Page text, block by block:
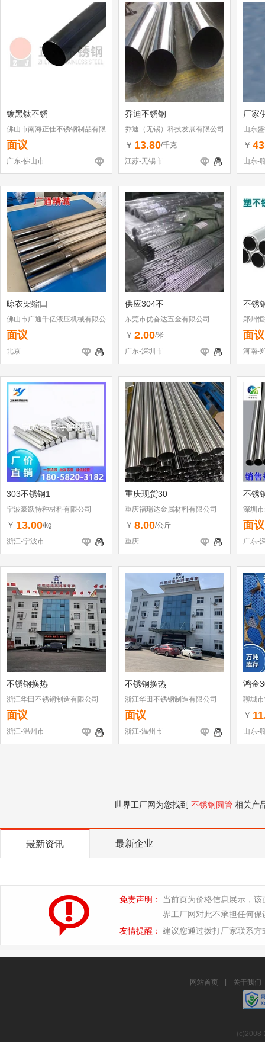
镀黑钛不锈
佛山市南海正佳不锈钢制品有限
公司
面议
广东-佛山市
乔迪不锈钢
乔迪（无锡）科技发展有限公司
￥ 13.80/千克
江苏-无锡市
厂家
山东
￥
山东-
晾衣架缩口
佛山市广通千亿液压机械有限公
司
面议
北京
供应304不
东莞市优奋达五金有限公司
￥ 2.00/米
广东-深圳市
不锈
郑州
面议
河南-
303不锈钢1
宁波豪跃特种材料有限公司
￥ 13.00/kg
浙江-宁波市
重庆现货30
重庆福瑞达金属材料有限公司
￥ 8.00/公斤
重庆
不锈
深圳
司
面议
广东-
不锈钢换热
浙江华田不锈钢制造有限公司
面议
浙江-温州市
不锈钢换热
浙江华田不锈钢制造有限公司
面议
浙江-温州市
鸿金
聊城
￥
山东-
世界工厂网为您找到 不锈钢圆管 相关产
最新资讯 最新企业
免责声明：
当前页为价格信息展示，
界工厂网对此不承担任何保
友情提醒： 建议您通过拨打厂家联系
网站首页 关于我们